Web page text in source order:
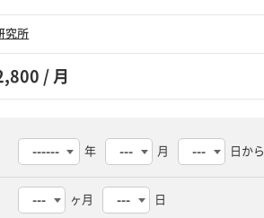
究所
/ 月
年 月 日から
ヶ月 日